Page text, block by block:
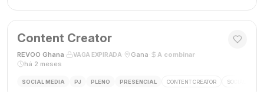
Content Creator
REVOO Ghana VAGA EXPIRADA Gana A combinar·
há 2 meses
SOCIAL MEDIA PJ PLENO PRESENCIAL CONTENT CREATOR SOCIAL MEDIA